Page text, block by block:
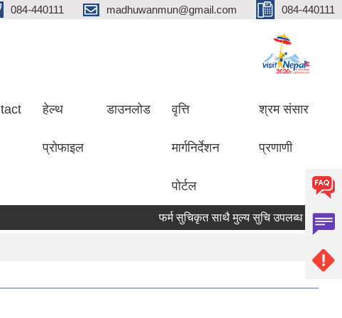
084-440111 madhuwanmun@gmail.com 084-440111
हेल्थ
प्रोफाइल
डाउनलोड वृत्ति
मार्गनिर्देशन
पोर्टल
श्रम संसार
प्रणाणी
फर्म सुचिकृत साथै मुल्य सुचि उपलब्ध गराउने